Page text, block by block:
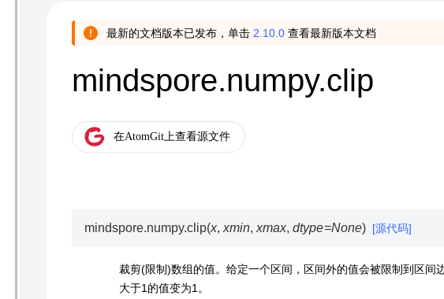
最新的文档版本已发布，单击 2.10.0 查看最新版本文档
mindspore.numpy.clip
mindspore.numpy.clip(x,xmin,xmax,dtype=None) [源代码]
裁剪(限制)数组的值。给定一个区间，区间外的值会被限制到区间
大于1的值变为1。